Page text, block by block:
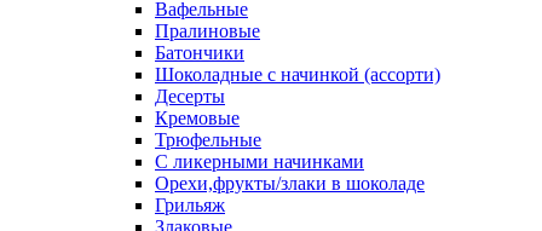
Вафельные
Пралиновые
Батончики
Шоколадные с начинкой (ассорти)
Десерты
Кремовые
Трюфельные
С ликерными начинками
Орехи,фрукты/злаки в шоколаде
Грильяж
Злаковые